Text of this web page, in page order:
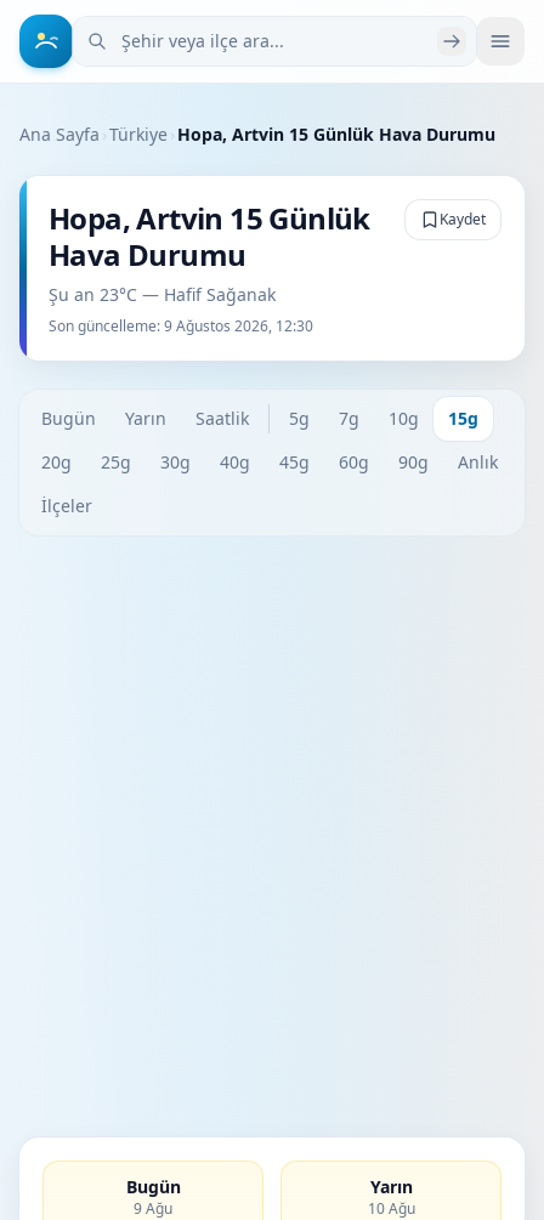
Şehir veya ilçe ara
Ana Sayfa ›Türkiye› Hopa, Artvin 15 Günlük Hava Durumu
Hopa, Artvin 15 Günlük
Hava Durumu
Şu an 23°C — Hafif Sağanak
Son güncelleme:9 Ağustos 2026, 12:30
Kaydet
Bugün Yarın Saatlik 5g 7g 10g
15g
20g
25g 30g 40g 45g 60g 90g
Anlık
İlçeler
Bugün
9 Ağu
Yarın
10 Ağu